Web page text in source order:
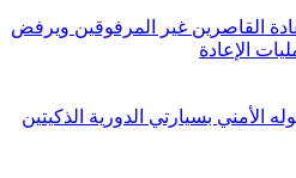
القاصرين غير المرفوقين ويرفض
الإعادة
الأمني بسيارتي الدورية الذكيتين